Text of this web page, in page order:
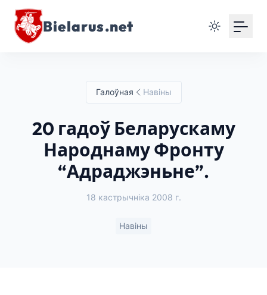
Bielarus.net
Галоўная Навіны
20 гадоў Беларускаму
Народнаму Фронту
“Адраджэньне”.
18 кастрычніка 2008 г.
Навіны